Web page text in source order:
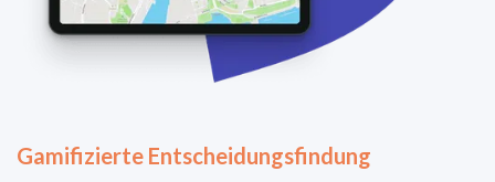
Gamifizierte Entscheidungsfindung